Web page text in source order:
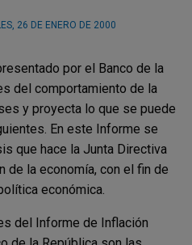
26 DE ENERO DE 2000
por el Banco de la
del comportamiento de la
y proyecta lo que se puede
En este Informe se
que hace la Junta Directiva
de la economía, con el fin de
económica.
del Informe de Inflación